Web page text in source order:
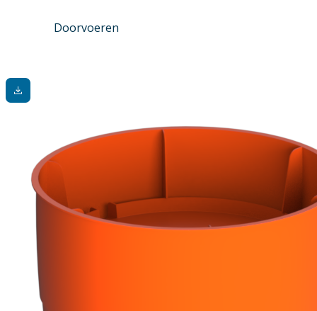
Doorvoeren